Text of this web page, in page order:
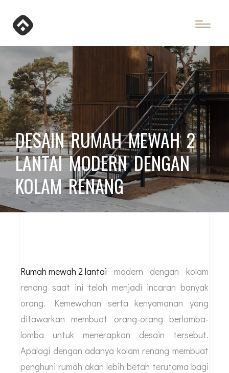
DESAIN RUMAH MEWAH 2
LANTAI MODERN DENGAN
KOLAM RENANG
Rumah mewah 2 lantai modern dengan kolam
renang saat ini telah menjadi incaran banyak
orang. Kemewahan serta kenyamanan yang
ditawarkan membuat orang-orang berlomba-
lomba untuk menerapkan desain tersebut.
Apalagi dengan adanya kolam renang membuat
penghuni rumah akan lebih betah terutama bagi